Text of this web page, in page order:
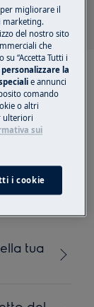
per
tua
migliorare il
marketing.
del nostro sito
che
“Accetta Tutti i
personalizzare la
e annunci
comando
o altri
ulteriori
sui
i cookie